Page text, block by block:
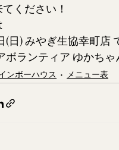
ください！
(日) みやぎ生協幸町店
ボランティア ゆかちゃ
ンボーハウス メニュー表